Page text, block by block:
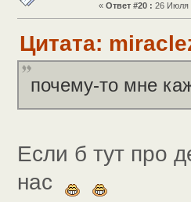
« Ответ #20 : 26 Июля
Цитата:
почему-то мне
Если б тут про
нас